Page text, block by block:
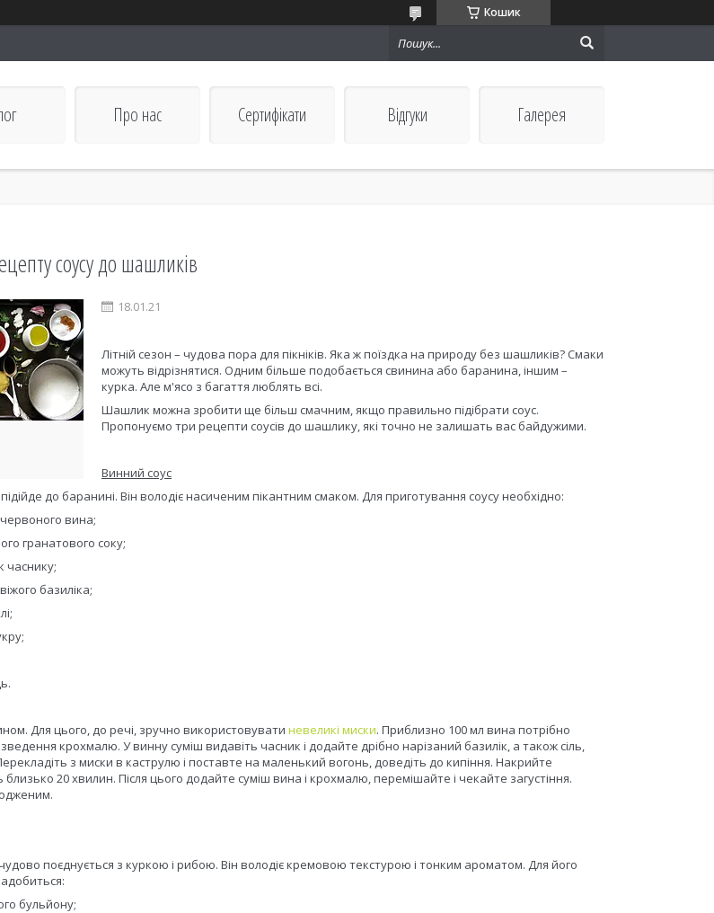
Кошик
Про нас Сертифікати Відгуки Галерея
соусу до шашликів
18.01.21
Літній сезон – чудова пора для пікніків. Яка ж поїздка на природу без шашликів? Смаки
можуть відрізнятися. Одним більше подобається свинина або баранина, іншим –
курка. Але м'ясо з багаття люблять всі.
Шашлик можна зробити ще більш смачним, якщо правильно підібрати соус.
Пропонуємо три рецепти соусів до шашлику, які точно не залишать вас байдужими.
Винний соус
до баранині. Він володіє насиченим пікантним смаком. Для приготування соусу необхідно:
вина;
гранатового соку;
часнику;
базиліка;
Для цього, до речі, зручно використовувати невеликі миски. Приблизно 100 мл вина потрібно
крохмалю. У винну суміш видавіть часник і додайте дрібно нарізаний базилік, а також сіль,
з миски в каструлю і поставте на маленький вогонь, доведіть до кипіння. Накрийте
20 хвилин. Після цього додайте суміш вина і крохмалю, перемішайте і чекайте загустіння.
поєднується з куркою і рибою. Він володіє кремовою текстурою і тонким ароматом. Для його
бульйону;